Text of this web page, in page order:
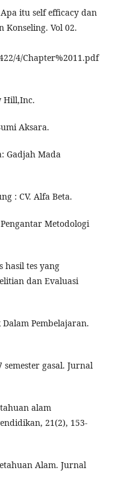
itu self efficacy dan
Vol 02.
4/Chapter%2011.pdf
Hill,Inc.
Aksara.
Gadjah Mada
: CV. Alfa Beta.
Metodologi
hasil tes yang
dan Evaluasi
Pembelajaran.
gasal. Jurnal
alam
21(2), 153-
Alam. Jurnal